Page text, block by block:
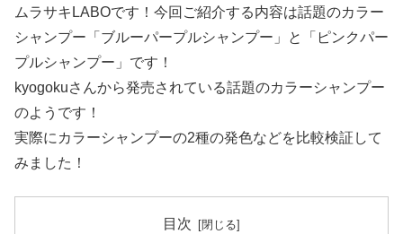
ムラサキLABOです！今回ご紹介する内容は話題のカラー
シャンプー「ブルーパープルシャンプー」と「ピンクパー
プルシャンプー」です！
kyogokuさんから発売されている話題のカラーシャンプー
のようです！
実際にカラーシャンプーの2種の発色などを比較検証して
みました！
目次